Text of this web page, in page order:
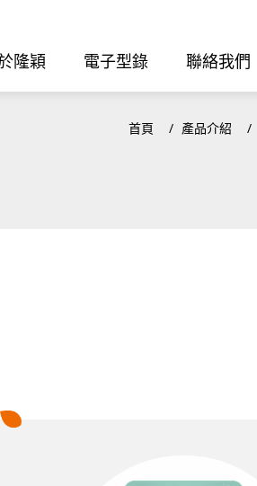
隆穎 電子型錄 聯絡我們
首頁 產品介紹